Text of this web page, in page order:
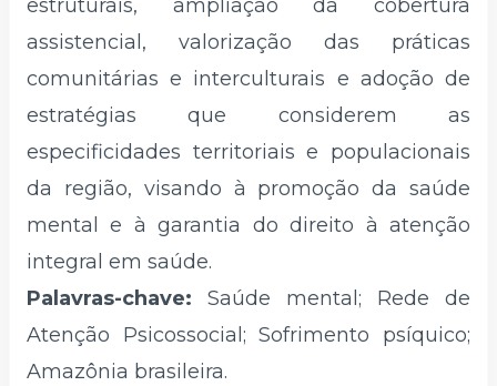
estruturais, ampliação da cobertura
assistencial, valorização das práticas
comunitárias e interculturais e adoção de
estratégias que considerem as
especificidades territoriais e populacionais
da região, visando à promoção da saúde
mental e à garantia do direito à atenção
integral em saúde.
Palavras-chave: Saúde mental; Rede de
Atenção Psicossocial; Sofrimento psíquico;
Amazônia brasileira.